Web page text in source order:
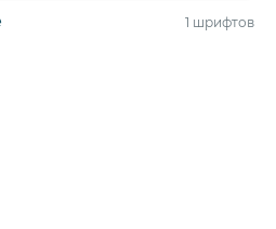
1 шрифтов